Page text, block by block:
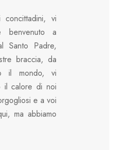
vi
benvenuto a
Santo Padre,
braccia, da
il mondo, vi
il calore di noi
e a voi
ma abbiamo